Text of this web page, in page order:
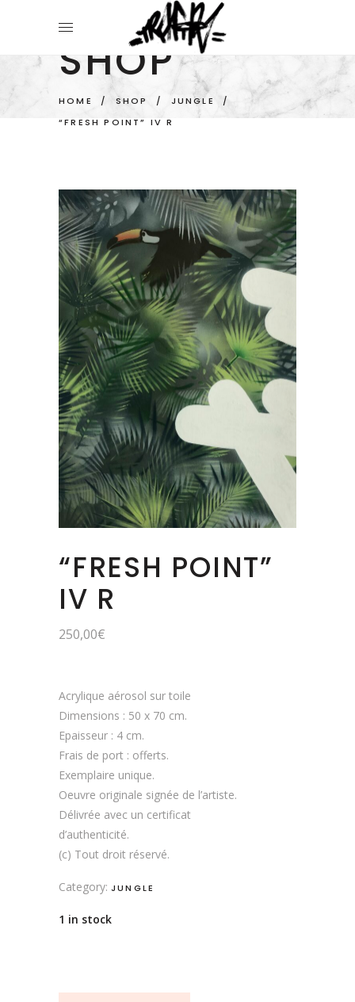
SHOP
HOME / SHOP / JUNGLE
/
“FRESH POINT” IV R
“FRESH POINT”
IV R
250,00€
Acrylique aérosol sur toile
Dimensions : 50 x 70 cm.
Epaisseur : 4 cm.
Frais de port : offerts.
Exemplaire unique.
Oeuvre originale signée de l’artiste.
Délivrée avec un certificat
d’authenticité.
(c) Tout droit réservé.
Category: JUNGLE
1 in stock